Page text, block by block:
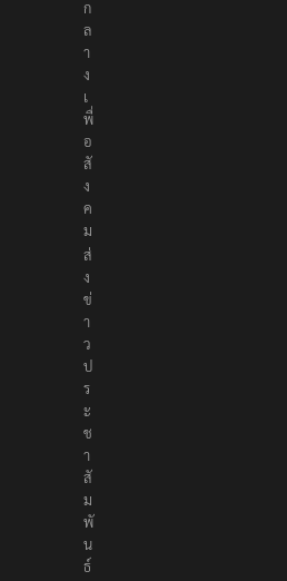
ป็
น
ก
ล
า
ง
เ
พื่
อ
สั
ง
ค
ม
ส่
ง
ข่
า
ว
ป
ร
ะ
ช
า
สั
ม
พั